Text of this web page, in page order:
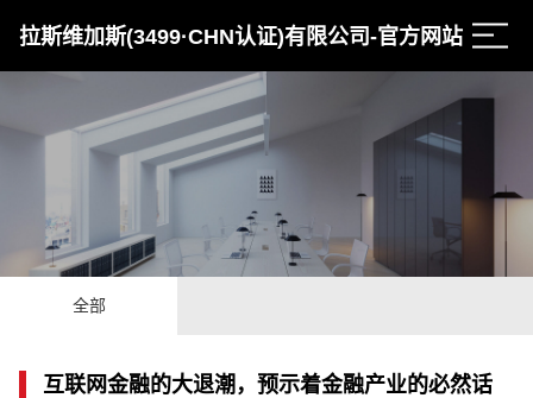
拉斯维加斯(3499·CHN认证)有限公司-官方网站
全部
互联网金融的大退潮，预示着金融产业的必然话